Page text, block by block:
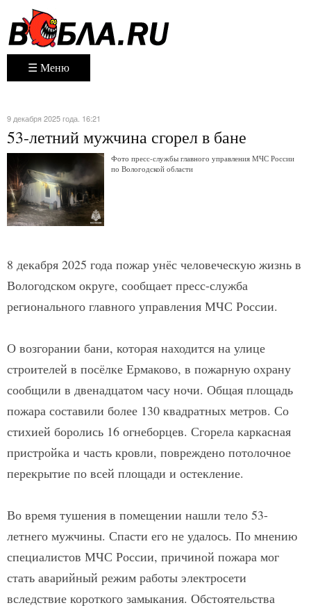
☰ Меню
9 декабря 2025 года. 16:21
53-летний мужчина сгорел в бане
Фото пресс-службы главного управления МЧС России
по Вологодской области
8 декабря 2025 года пожар унёс человеческую жизнь в
Вологодском округе, сообщает пресс-служба
регионального главного управления МЧС России.
О возгорании бани, которая находится на улице
строителей в посёлке Ермаково, в пожарную охрану
сообщили в двенадцатом часу ночи. Общая площадь
пожара составили более 130 квадратных метров. Со
стихией боролись 16 огнеборцев. Сгорела каркасная
пристройка и часть кровли, повреждено потолочное
перекрытие по всей площади и остекление.
Во время тушения в помещении нашли тело 53-
летнего мужчины. Спасти его не удалось. По мнению
специалистов МЧС России, причиной пожара мог
стать аварийный режим работы электросети
вследствие короткого замыкания. Обстоятельства